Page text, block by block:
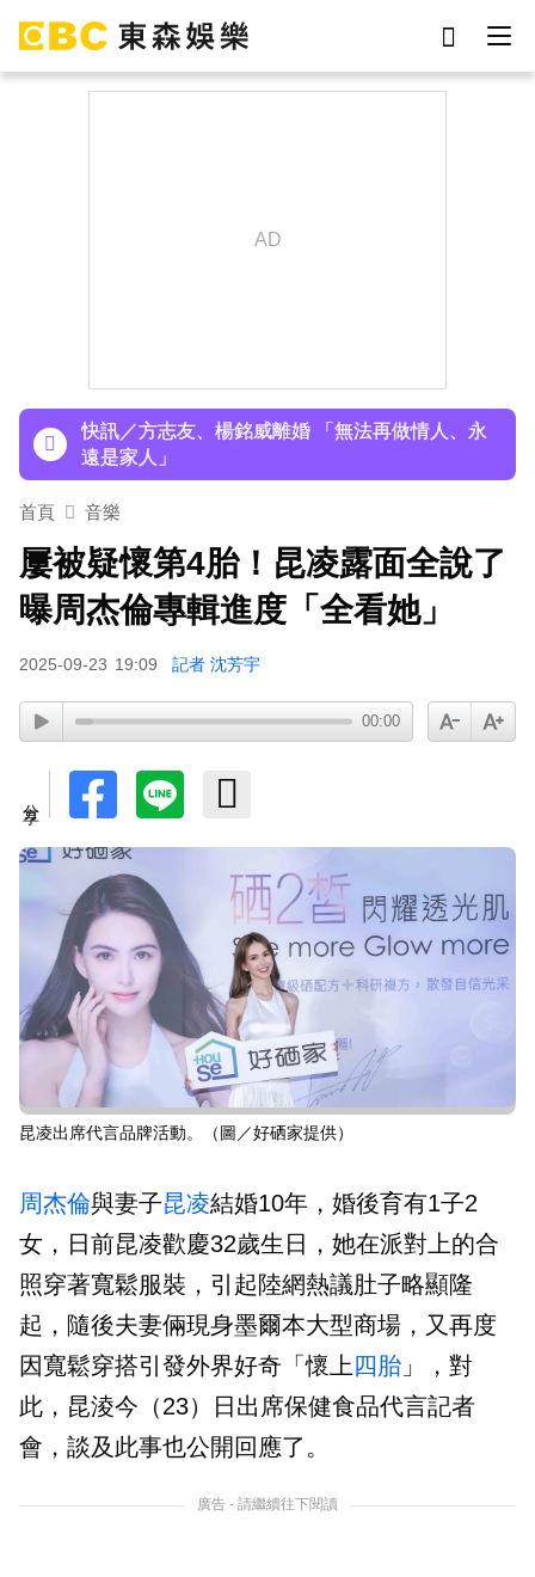
寵粉無極限
快訊／方志友、楊銘威離婚 「無法再做情人、永
遠是家人」
富婆砸錢拍短劇塞60場吻戲！男星爆「開房被包
SEVENTEEN勝寬、Dino同天入伍！玟奎9月服替
代役
屍河中驚見「20公斤重物」
女星告別9年演藝圈！轉行當計程車司機 曝收入：
比演員賺更多
蔡阿嘎陷爭議！蘿拉神隱19個月首發文 遭酸「詐
騙集團回歸」回應了
下載東森App，隨時掌握天下大小事！
玉澤演巡演首站獻給台北！加碼「自拍+簽名會」
寵粉無極限
首頁 音樂
屢被疑懷第4胎！昆凌露面全說了
曝周杰倫專輯進度「全看她」
2025-09-23 19:09 記者 沈芳宇
00:00
昆凌出席代言品牌活動。（圖／好硒家提供）
周杰倫與妻子昆凌結婚10年，婚後育有1子2
女，日前昆凌歡慶32歲生日，她在派對上的合
照穿著寬鬆服裝，引起陸網熱議肚子略顯隆
起，隨後夫妻倆現身墨爾本大型商場，又再度
因寬鬆穿搭引發外界好奇「懷上 四胎 」，對
此，昆淩今（23）日出席保健食品代言記者
會，談及此事也公開回應了。
廣告 - 請繼續往下閱讀